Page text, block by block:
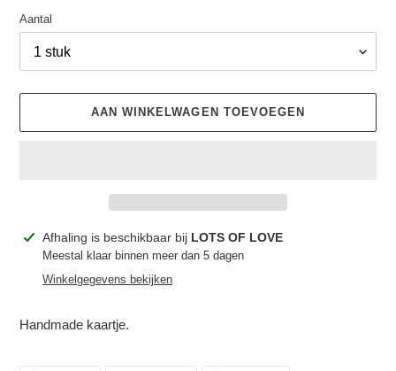
Aantal
AAN WINKELWAGEN TOEVOEGEN
Product
toegevoegen
Afhaling is beschikbaar bij LOTS OF LOVE
Meestal klaar binnen meer dan 5 dagen
Winkelgegevens bekijken
Handmade kaartje.